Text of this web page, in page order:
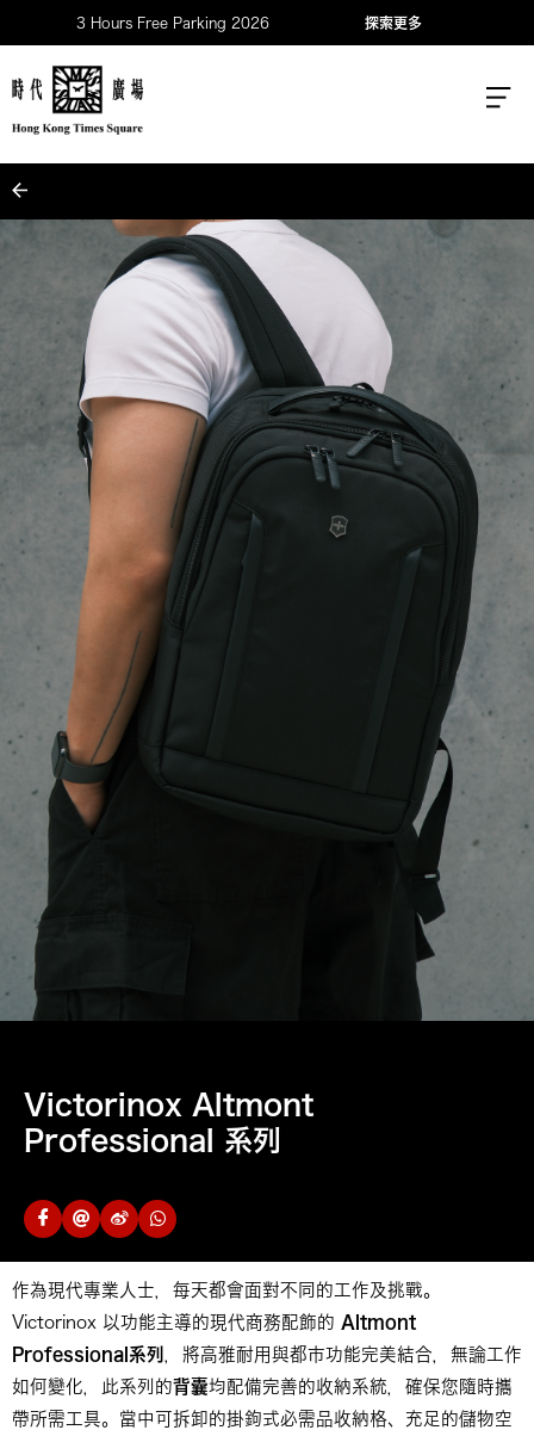
3 Hours Free Parking 2026 探索更多
Victorinox Altmont
Professional 系列
作為現代專業人士，每天都會面對不同的工作及挑戰。
Victorinox 以功能主導的現代商務配飾的 Altmont
Professional 系列
，將高雅耐用與都市功能完美結合，無論工作
如何變化，此系列的背囊均配備完善的收納系統，確保您隨時攜
帶所需工具。當中可拆卸的掛鉤式必需品收納格、充足的儲物空